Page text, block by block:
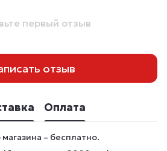
первый отзыв
отзыв
Оплата
– бесплатно.